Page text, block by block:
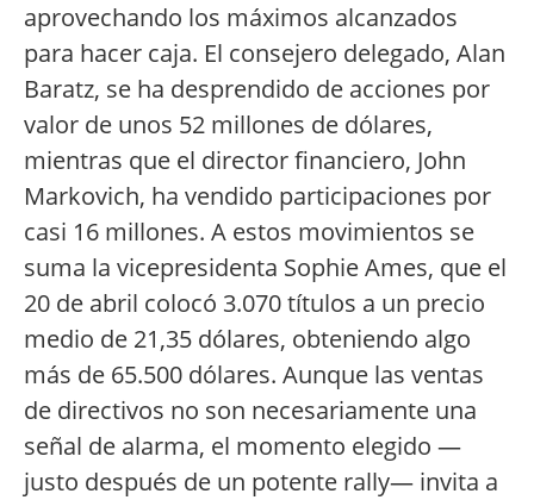
aprovechando los máximos alcanzados
para hacer caja. El consejero delegado, Alan
Baratz, se ha desprendido de acciones por
valor de unos 52 millones de dólares,
mientras que el director financiero, John
Markovich, ha vendido participaciones por
casi 16 millones. A estos movimientos se
suma la vicepresidenta Sophie Ames, que el
20 de abril colocó 3.070 títulos a un precio
medio de 21,35 dólares, obteniendo algo
más de 65.500 dólares. Aunque las ventas
de directivos no son necesariamente una
señal de alarma, el momento elegido —
justo después de un potente rally— invita a